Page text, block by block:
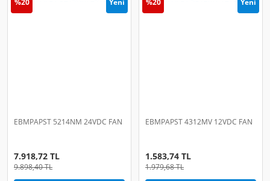
Yeni
EBMPAPST 5214NM 24VDC FAN
%20
7.918,72 TL
9.898,40 TL
Yeni
EBMPAPST 4312MV 12VDC FAN
%20
1.583,74 TL
1.979,68 TL